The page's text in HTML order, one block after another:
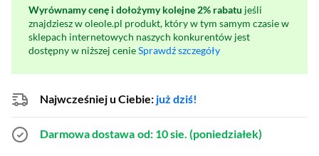
Wyrównamy cenę i dołożymy kolejne 2% rabatu jeśli
znajdziesz w oleole.pl produkt, który w tym samym czasie w
sklepach internetowych naszych konkurentów jest
dostępny w niższej cenieSprawdź szczegóły
Najwcześniej u Ciebie: już dziś!
Darmowa dostawa od: 10 sie. (poniedziałek)